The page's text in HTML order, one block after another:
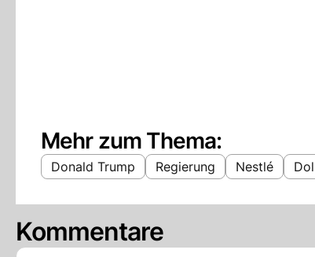
Mehr zum Thema:
Donald Trump Regierung Nestlé
Kommentare